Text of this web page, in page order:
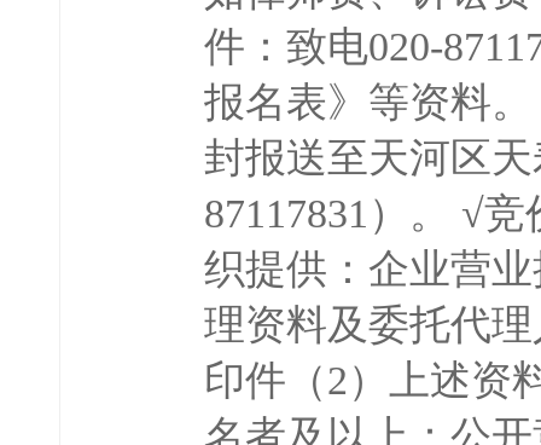
件：致电020-
报名表》等资料
封报送至天河区
87117831）。 √
织提供：企业营
理资料及委托代
印件（2）上述资
名者及以上：公